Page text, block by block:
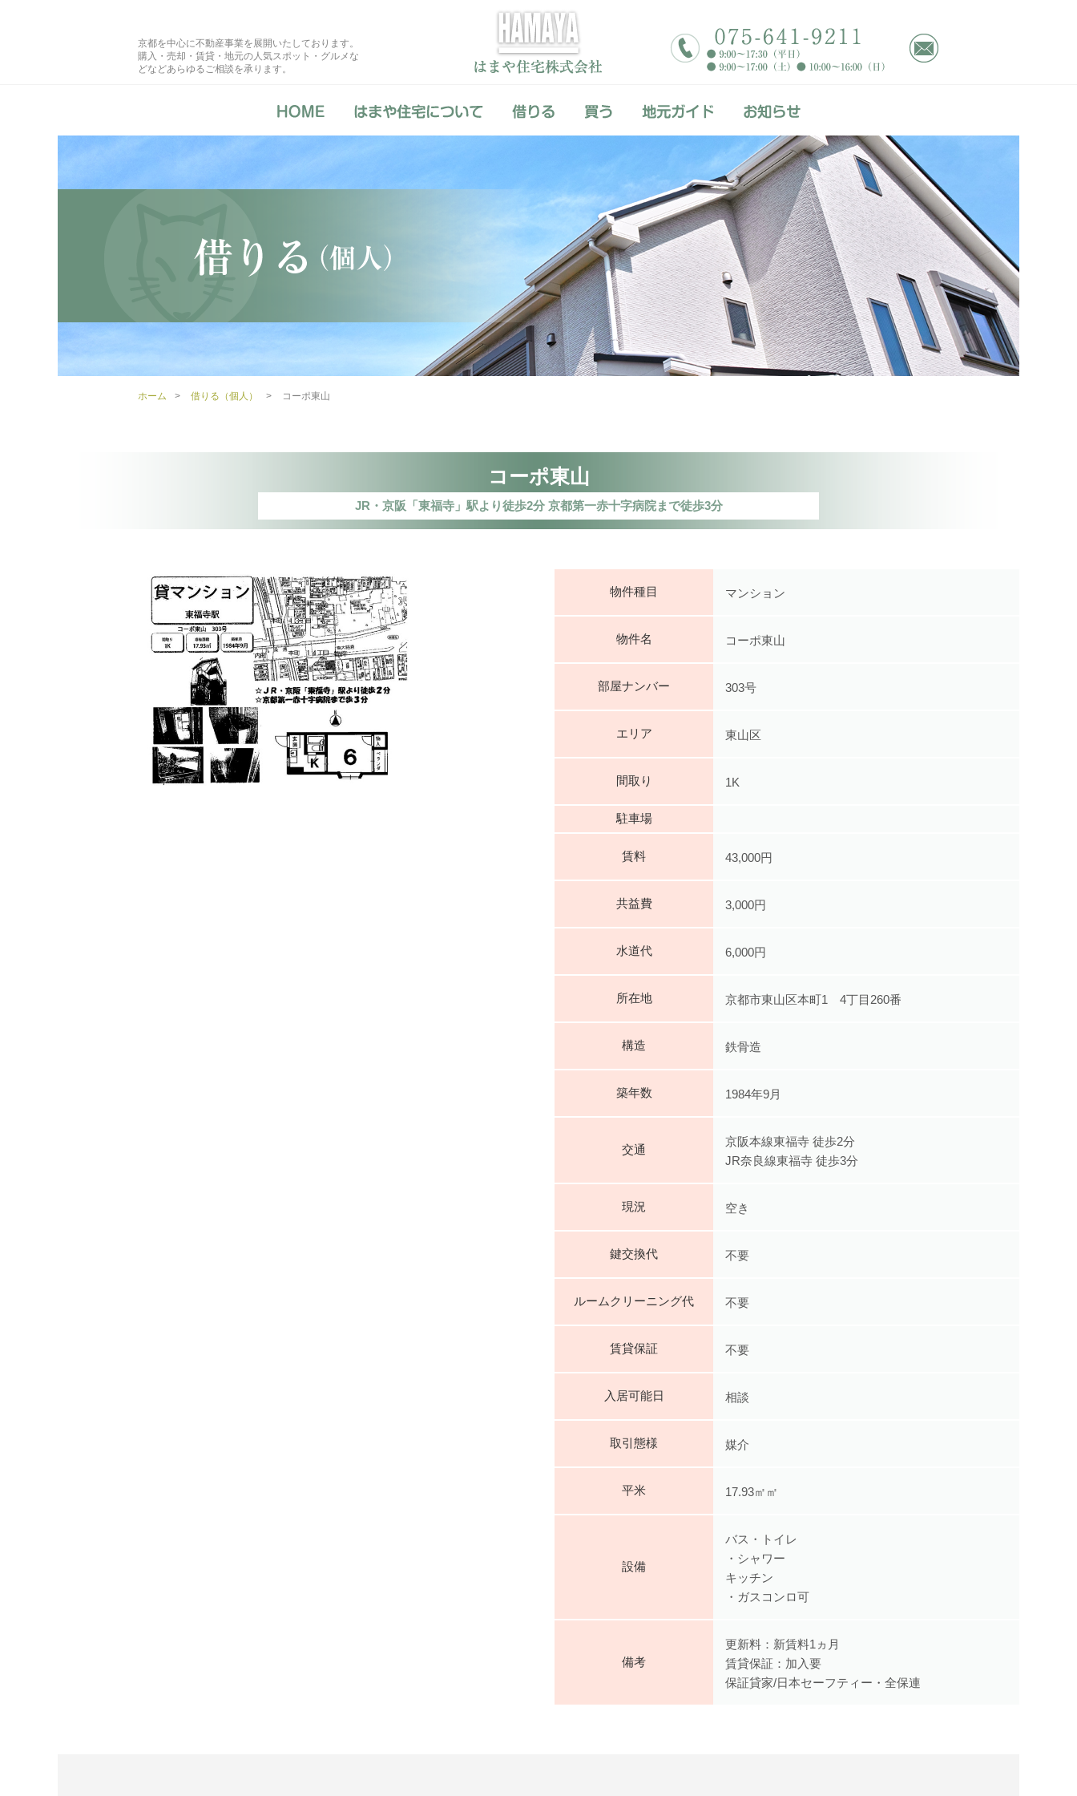
京都を中心に不動産事業を展開いたしております。
購入・売却・賃貸・地元の人気スポット・グルメな
どなどあらゆるご相談を承ります。
ホーム > 借りる（個人） > コーポ東山
コーポ東山
JR・京阪「東福寺」駅より徒歩2分 京都第一赤十字病院まで徒歩3分
物件種目 マンション
物件名 コーポ東山
部屋ナンバー 303号
エリア 東山区
間取り 1K
駐車場
賃料 43,000円
共益費 3,000円
水道代 6,000円
所在地 京都市東山区本町1 4丁目260番
構造 鉄骨造
築年数 1984年9月
交通
京阪本線東福寺 徒歩2分
JR奈良線東福寺 徒歩3分
現況 空き
鍵交換代 不要
ルームクリーニング代 不要
賃貸保証 不要
入居可能日 相談
取引態様 媒介
平米 17.93㎡㎡
設備
バス・トイレ
・シャワー
キッチン
・ガスコンロ可
備考
更新料：新賃料1ヵ月
賃貸保証：加入要
保証貸家/日本セーフティー・全保連